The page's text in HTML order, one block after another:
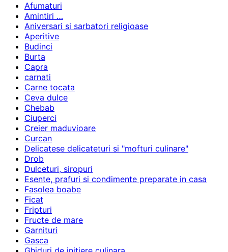
Afumaturi
Amintiri …
Aniversari si sarbatori religioase
Aperitive
Budinci
Burta
Capra
carnati
Carne tocata
Ceva dulce
Chebab
Ciuperci
Creier maduvioare
Curcan
Delicatese delicateturi si "mofturi culinare"
Drob
Dulceturi, siropuri
Esente, prafuri si condimente preparate in casa
Fasolea boabe
Ficat
Fripturi
Fructe de mare
Garnituri
Gasca